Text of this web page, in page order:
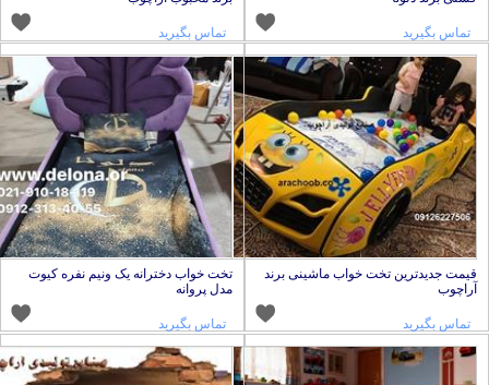
تماس بگیرید تماس بگیرید
قیمت جدیدترین تخت خواب ماشینی برند
آراچوب
تماس بگیرید
تخت خواب دخترانه یک ونیم نفره کیوت
مدل پروانه
تماس بگیرید